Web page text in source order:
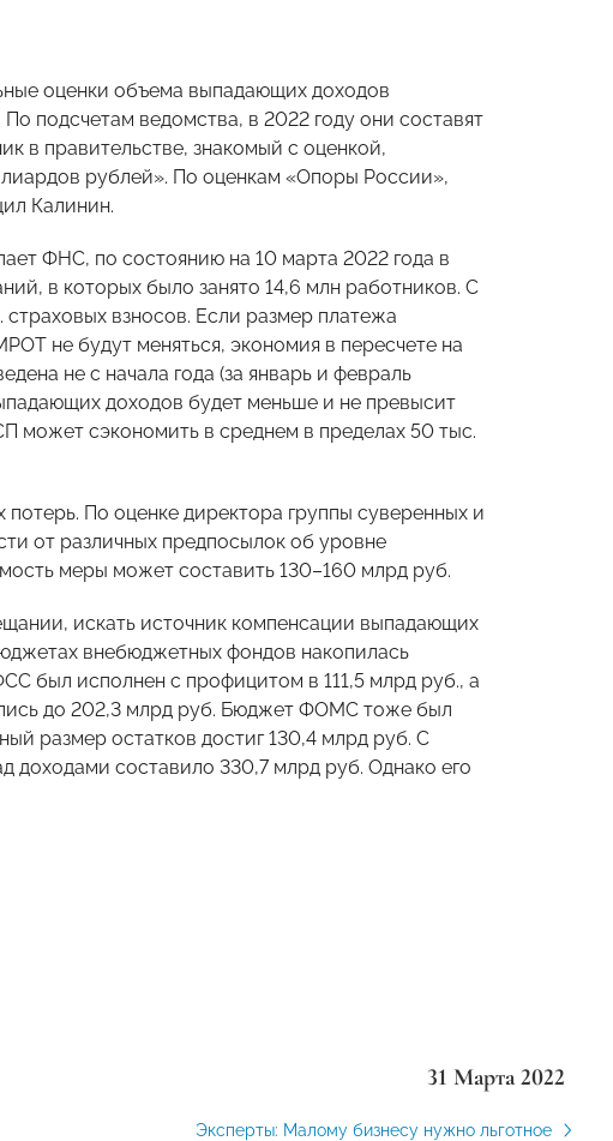
оценки объема выпадающих доходов
подсчетам ведомства, в 2022 году они составят
в правительстве, знакомый с оценкой,
рублей». По оценкам «Опоры России»,
Калинин.
ФНС, по состоянию на 10 марта 2022 года в
в которых было занято 14,6 млн работников. С
взносов. Если размер платежа
не будут меняться, экономия в пересчете на
не с начала года (за январь и февраль
доходов будет меньше и не превысит
может сэкономить в среднем в пределах 50 тыс.
По оценке директора группы суверенных и
от различных предпосылок об уровне
меры может составить 130–160 млрд руб.
искать источник компенсации выпадающих
внебюджетных фондов накопилась
был исполнен с профицитом в 111,5 млрд руб., а
до 202,3 млрд руб. Бюджет ФОМС тоже был
размер остатков достиг 130,4 млрд руб. С
составило 330,7 млрд руб. Однако его
31 Марта 2022
Эксперты: Малому бизнесу нужно льготное